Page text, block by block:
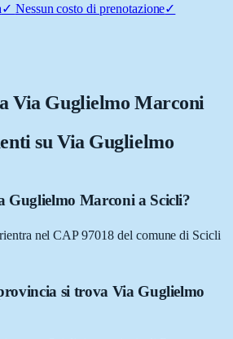
✓ Nessun costo di prenotazione✓
Via Guglielmo Marconi
su Via Guglielmo
Guglielmo Marconi a Scicli?
nel CAP 97018 del comune di Scicli
si trova Via Guglielmo